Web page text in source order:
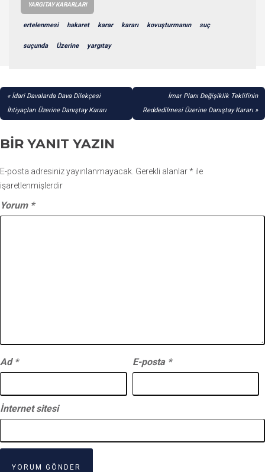
YARGITAY KARARLARI
ertelenmesi hakaret karar kararı kovuşturmanın suç
suçunda Üzerine yargıtay
YAZI
GEZINMESI
İdari Davalarda Dava Dilekçesi
İhtiyaçları Üzerine Danıştay Kararı
İmar Planı Değişiklik Teklifinin
Reddedilmesi Üzerine Danıştay Kararı
BIR YANIT YAZIN
E-posta adresiniz yayınlanmayacak. Gerekli alanlar* ile
işaretlenmişlerdir
Yorum *
Ad * E-posta *
İnternet sitesi